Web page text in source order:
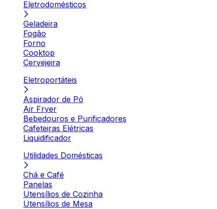
Eletrodomésticos
Geladeira
Fogão
Forno
Cooktop
Cervejeira
Eletroportáteis
Aspirador de Pó
Air Fryer
Bebedouros e Purificadores
Cafeteiras Elétricas
Liquidificador
Utilidades Domésticas
Chá e Café
Panelas
Utensílios de Cozinha
Utensílios de Mesa